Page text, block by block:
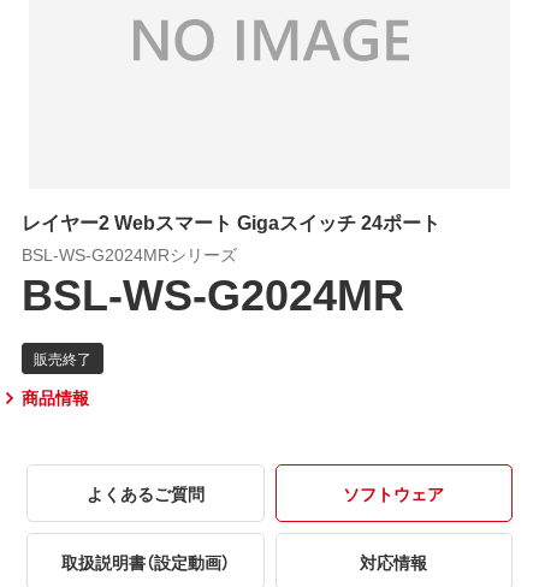
レイヤー2 Webスマート Gigaスイッチ 24ポート
BSL-WS-G2024MRシリーズ
BSL-WS-G2024MR
商品情報
よくあるご質問 ソフトウェア
取扱説明書（設定動画） 対応情報